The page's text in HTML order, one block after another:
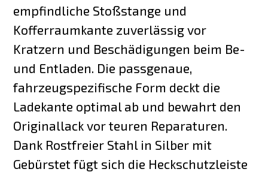
empfindliche Stoßstange und
Kofferraumkante zuverlässig vor
Kratzern und Beschädigungen beim Be-
und Entladen. Die passgenaue,
fahrzeugspezifische Form deckt die
Ladekante optimal ab und bewahrt den
Originallack vor teuren Reparaturen.
Dank Rostfreier Stahl in Silber mit
Gebürstet fügt sich die Heckschutzleiste